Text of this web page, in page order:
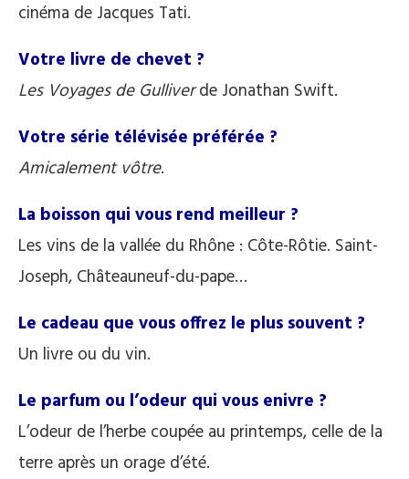
cinéma de Jacques Tati.
Votre livre de chevet ?
Les Voyages de Gulliverde Jonathan Swift.
Votre série télévisée préférée ?
Amicalement vôtre.
La boisson qui vous rend meilleur ?
Les vins de la vallée du Rhône : Côte-Rôtie. Saint-
Joseph, Châteauneuf-du-pape…
Le cadeau que vous offrez le plus souvent ?
Un livre ou du vin.
Le parfum ou l’odeur qui vous enivre ?
L’odeur de l’herbe coupée au printemps, celle de la
terre après un orage d’été.